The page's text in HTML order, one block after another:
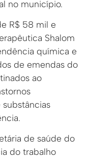
no município.
R$ 58 mil e
Shalom
química e
de emendas do
ao
de saúde do
do trabalho